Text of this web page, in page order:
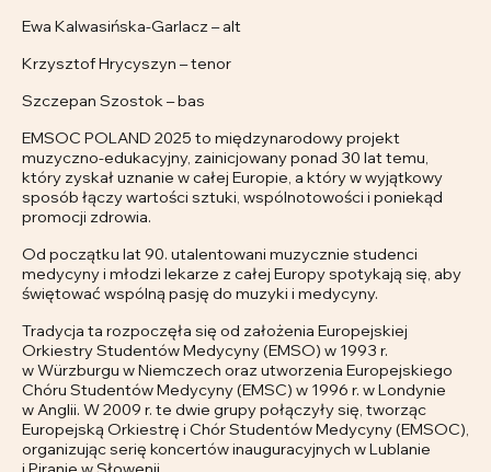
Ewa Kalwasińska-Garlacz – alt
Krzysztof Hrycyszyn – tenor
Szczepan Szostok – bas
EMSOC POLAND 2025 to międzynarodowy projekt
muzyczno-edukacyjny, zainicjowany ponad 30 lat temu,
który zyskał uznanie w całej Europie, a który w wyjątkowy
sposób łączy wartości sztuki, wspólnotowości i poniekąd
promocji zdrowia.
Od początku lat 90. utalentowani muzycznie studenci
medycyny i młodzi lekarze z całej Europy spotykają się, aby
świętować wspólną pasję do muzyki i medycyny.
Tradycja ta rozpoczęła się od założenia Europejskiej
Orkiestry Studentów Medycyny (EMSO) w 1993 r.
w Würzburgu w Niemczech oraz utworzenia Europejskiego
Chóru Studentów Medycyny (EMSC) w 1996 r. w Londynie
w Anglii. W 2009 r. te dwie grupy połączyły się, tworząc
Europejską Orkiestrę i Chór Studentów Medycyny (EMSOC),
organizując serię koncertów inauguracyjnych w Lublanie
i Piranie w Słowenii.